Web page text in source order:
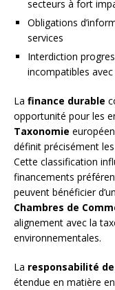
secteurs à fort
Obligations
services
Interdiction
incompatibles
La finance durable
opportunité pour les
Taxonomie
définit précisément
Cette classification
financements
peuvent bénéficier
Chambres de
alignement avec la
environnementales.
La responsabilité
étendue en matière